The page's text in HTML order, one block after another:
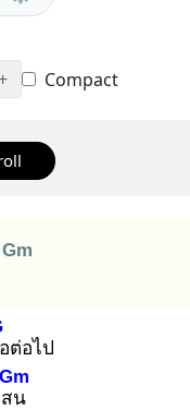
Compact
Gm
ต่อไป
น
Gm